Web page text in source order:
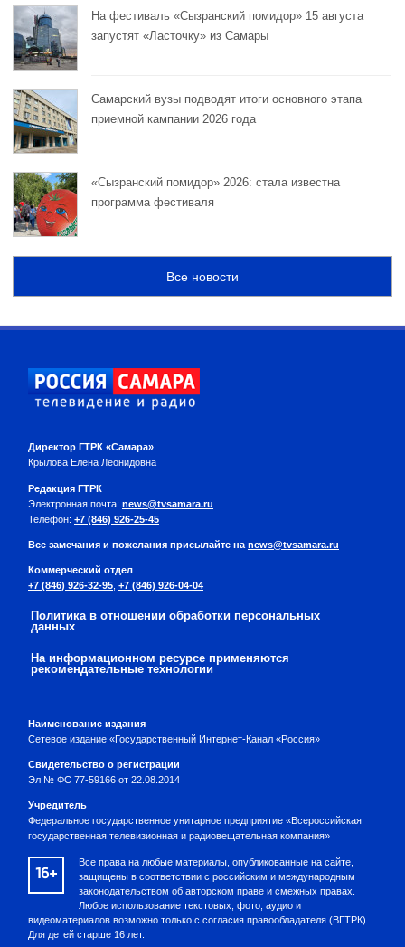
На фестиваль «Сызранский помидор» 15 августа
запустят «Ласточку» из Самары
Самарский вузы подводят итоги основного этапа
приемной кампании 2026 года
«Сызранский помидор» 2026: стала известна
программа фестиваля
Все новости
Директор ГТРК «Самара»
Крылова Елена Леонидовна
Редакция ГТРК
Электронная почта: news@tvsamara.ru
Телефон: +7 (846) 926-25-45
Все замечания и пожелания присылайте на news@tvsamara.ru
Коммерческий отдел
+7 (846) 926-32-95 +7 (846) 926-04-04
Политика в отношении обработки персональных
данных
На информационном ресурсе применяются
рекомендательные технологии
Наименование издания
Сетевое издание «Государственный Интернет-Канал «Россия»
Свидетельство о регистрации
Эл № ФС 77-59166 от 22.08.2014
Учредитель
Федеральное государственное унитарное предприятие «Всероссийская
государственная телевизионная и радиовещательная компания»
16+
Все права на любые материалы, опубликованные на сайте,
защищены в соответствии с российским и международным
законодательством об авторском праве и смежных правах.
Любое использование текстовых, фото, аудио и
видеоматериалов возможно только с согласия правообладателя (ВГТРК).
Для детей старше 16 лет.